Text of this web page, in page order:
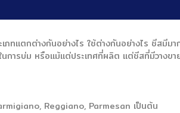
ตกต่างกันอย่างไร ใช้ต่างกันอย่างไร ชีสมีม
ารบ่ม หรือแม้แต่ประเทศที่ผลิต แต่ชีสที่มีวางขา
Reggiano, Parmesan เป็นต้น